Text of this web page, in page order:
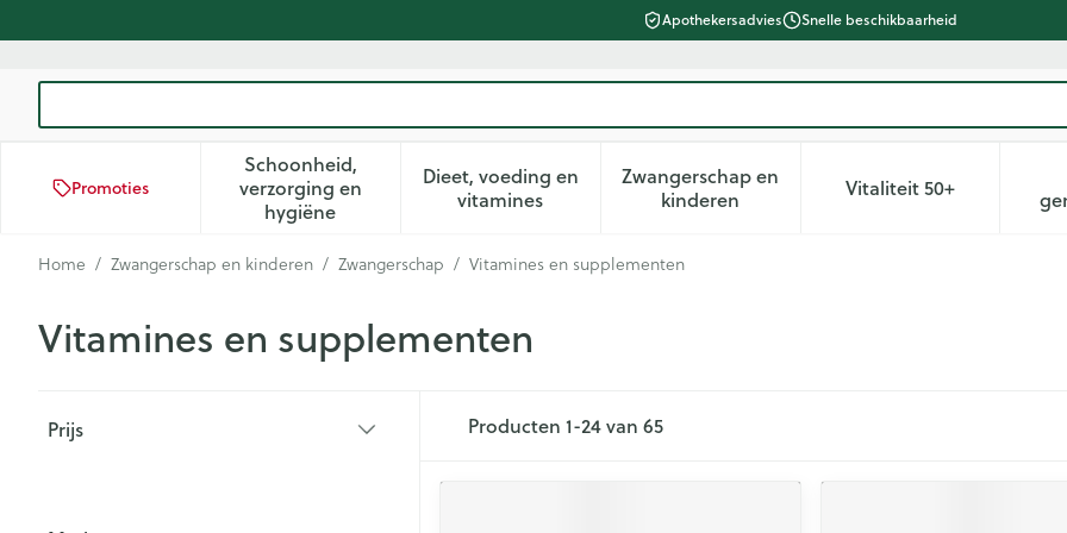
Apothekersadvies Snelle beschikbaarheid
Promoties
Schoonheid,
verzorging en
hygiëneToon submenu voor Schoonheid, verzorging en hygiëne categorie
Dieet, voeding en
vitaminesToon submenu voor Dieet, voeding en vitamines categorie
Zwangerschap en
kinderenToon submenu voor Zwangerschap en
Vitaliteit 50+Toon submenu
Home / Zwangerschap en kinderen / Zwangerschap / Vitamines en supplementen
Vitamines en supplementen
Prijs
Producten 1-24van 65